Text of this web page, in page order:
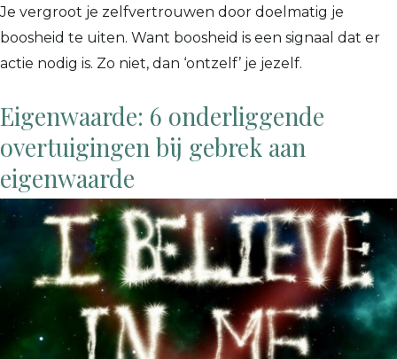
Je vergroot je zelfvertrouwen door doelmatig je
boosheid te uiten. Want boosheid is een signaal dat er
actie nodig is. Zo niet, dan ‘ontzelf’ je jezelf.
Eigenwaarde: 6 onderliggende
overtuigingen bij gebrek aan
eigenwaarde